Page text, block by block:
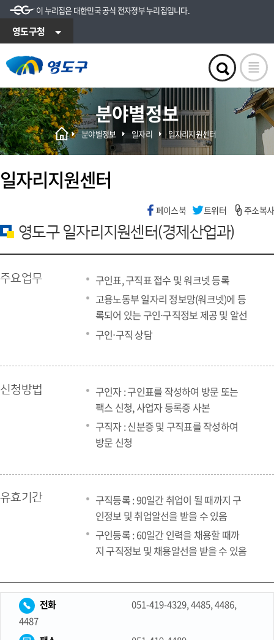
이 누리집은 대한민국 공식 전자정부 누리집입니다.
영도구청
분야별정보
분야별정보 일자리 일자리지원센터
일자리지원센터
페이스북 트위터 주소복사
영도구 일자리지원센터(경제산업과)
주요업무
구인표, 구직표 접수 및 워크넷 등록
고용노동부 일자리 정보망(워크넷)에 등
록되어 있는 구인⋅구직정보 제공 및 알선
구인⋅구직 상담
신청방법
구인자 : 구인표를 작성하여 방문 또는
팩스 신청, 사업자 등록증 사본
구직자 : 신분증 및 구직표를 작성하여
방문 신청
유효기간
구직등록 : 90일간 취업이 될 때까지 구
인정보 및 취업알선을 받을 수 있음
구인등록 : 60일간 인력을 채용할 때까
지 구직정보 및 채용알선을 받을 수 있음
전화
051-419-4329, 4485, 4486,
4487